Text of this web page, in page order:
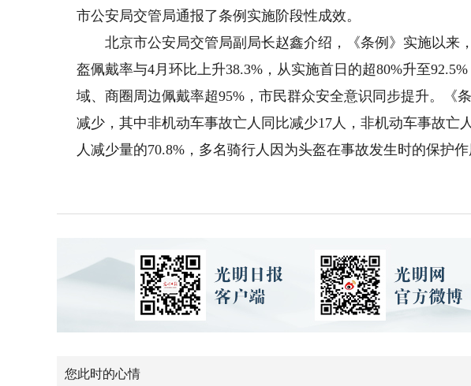
市公安局交管局通报了条例实施阶段性成效。
北京市公安局交管局副局长赵鑫介绍，《条例》实施以来
盔佩戴率与4月环比上升38.3%，从实施首日的超80%升至
域、商圈周边佩戴率超95%，市民群众安全意识同步提升。《
减少，其中非机动车事故亡人同比减少17人，非机动车事故亡
人减少量的70.8%，多名骑行人因为头盔在事故发生时的保护
您此时的心情